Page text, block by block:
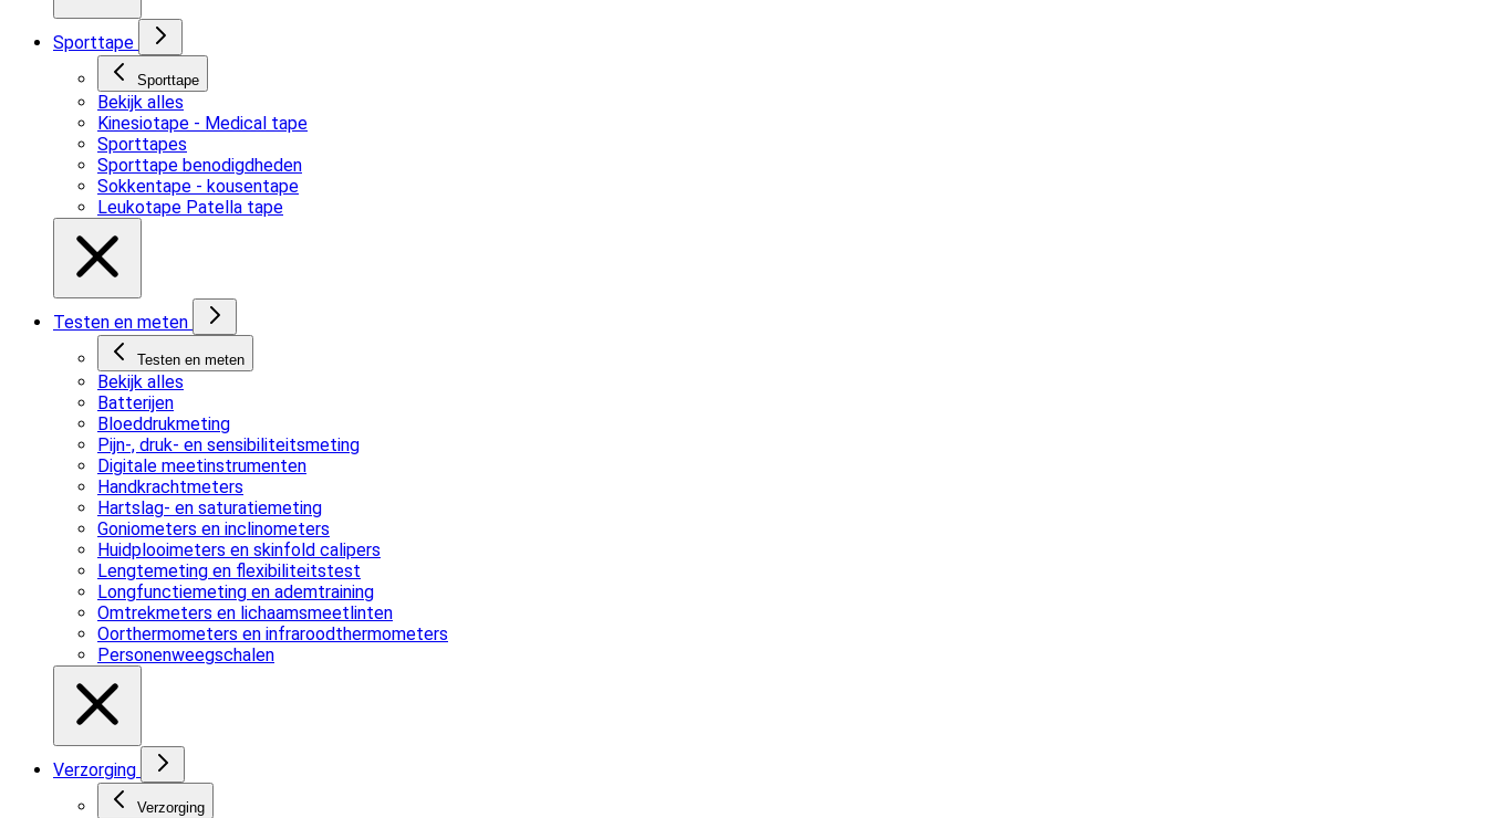
Sporttape
Sporttape
Bekijk alles
Kinesiotape - Medical tape
Sporttapes
Sporttape benodigdheden
Sokkentape - kousentape
Leukotape Patella tape
Testen en meten
Testen en meten
Bekijk alles
Batterijen
Bloeddrukmeting
Pijn-, druk- en sensibiliteitsmeting
Digitale meetinstrumenten
Handkrachtmeters
Hartslag- en saturatiemeting
Goniometers en inclinometers
Huidplooimeters en skinfold calipers
Lengtemeting en flexibiliteitstest
Longfunctiemeting en ademtraining
Omtrekmeters en lichaamsmeetlinten
Oorthermometers en infraroodthermometers
Personenweegschalen
Verzorging
Verzorging